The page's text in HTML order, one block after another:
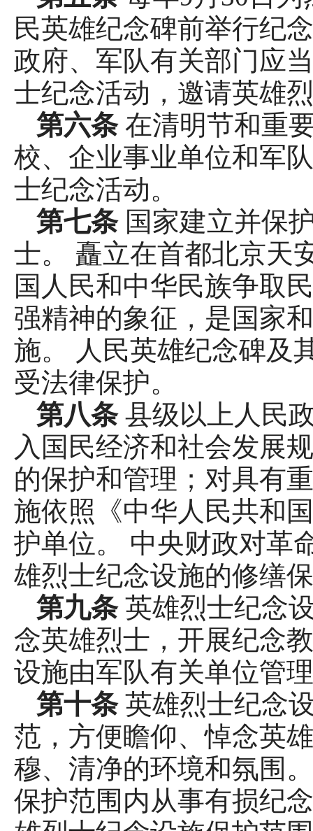
民英雄纪念碑前举行纪
政府、军队有关部门应
士纪念活动，邀请英雄
第六条 在清明节和重
校、企业事业单位和军
士纪念活动。
第七条 国家建立并保
士。 矗立在首都北京天
国人民和中华民族争取
强精神的象征，是国家
施。 人民英雄纪念碑及
受法律保护。
第八条 县级以上人民
入国民经济和社会发展
的保护和管理；对具有
施依照《中华人民共和
护单位。 中央财政对革
雄烈士纪念设施的修缮
第九条 英雄烈士纪念
念英雄烈士，开展纪念
设施由军队有关单位管
第十条 英雄烈士纪念
范，方便瞻仰、悼念英
穆、清净的环境和氛围
保护范围内从事有损纪